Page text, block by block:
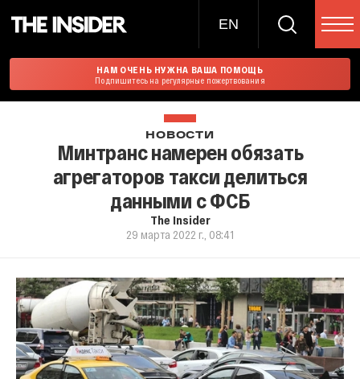
EN
НАМ ОЧЕНЬ НУЖНА ВАША ПОМОЩЬ
Подпишитесь на регулярные пожертвования
НОВОСТИ
Минтранс намерен обязать
агрегаторов такси делиться
данными с ФСБ
The Insider
29 марта 2022 г., 08:41